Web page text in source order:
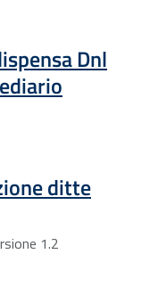
Dnl
744.92 kB
ditte
1.36 MB
1.2